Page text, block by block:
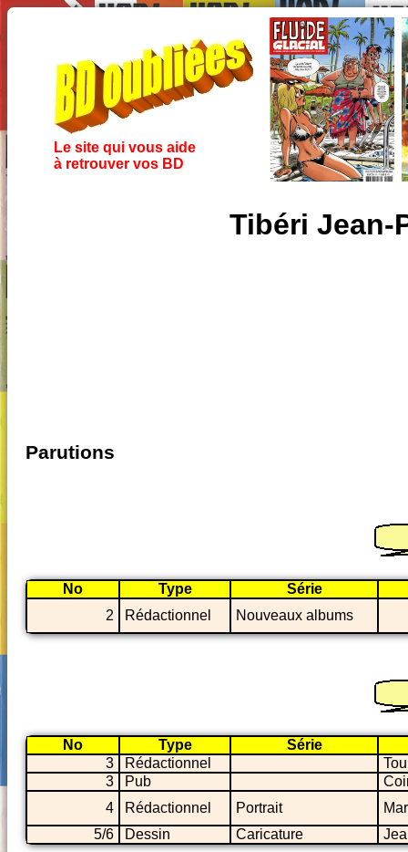
Le site qui vous aide
à retrouver vos BD
Tibéri Jean-
Parutions
No Type
Série
2
Rédactionnel Nouveaux albums
No Type
Série
3
Rédactionnel
3
Pub
4
Rédactionnel Portrait
5/6
Dessin Caricature